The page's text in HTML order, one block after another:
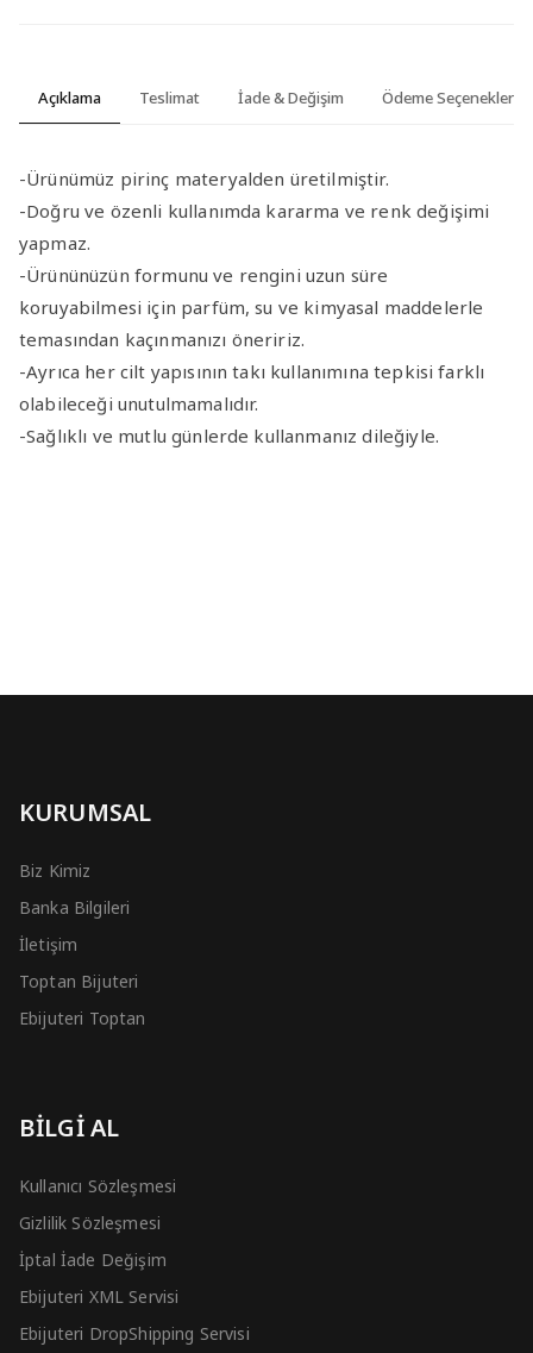
Açıklama Teslimat İade & Değişim Ödeme Seçenekleri
-Ürünümüz pirinç materyalden üretilmiştir.
-Doğru ve özenli kullanımda kararma ve renk değişimi
yapmaz.
-Ürününüzün formunu ve rengini uzun süre
koruyabilmesi için parfüm, su ve kimyasal maddelerle
temasından kaçınmanızı öneririz.
-Ayrıca her cilt yapısının takı kullanımına tepkisi farklı
olabileceği unutulmamalıdır.
-Sağlıklı ve mutlu günlerde kullanmanız dileğiyle.
KURUMSAL
Biz Kimiz
Banka Bilgileri
İletişim
Toptan Bijuteri
Ebijuteri Toptan
BİLGİ AL
Kullanıcı Sözleşmesi
Gizlilik Sözleşmesi
İptal İade Değişim
Ebijuteri XML Servisi
Ebijuteri DropShipping Servisi